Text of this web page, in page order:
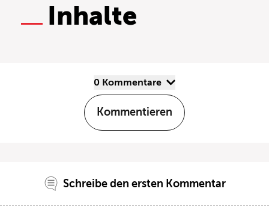
Inhalte
0 Kommentare
Kommentieren
Schreibe den ersten Kommentar